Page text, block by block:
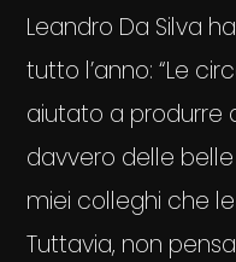
Leandro Da Silva
tutto l’anno: “Le
aiutato a produrre
davvero delle
miei colleghi che
Tuttavia, non